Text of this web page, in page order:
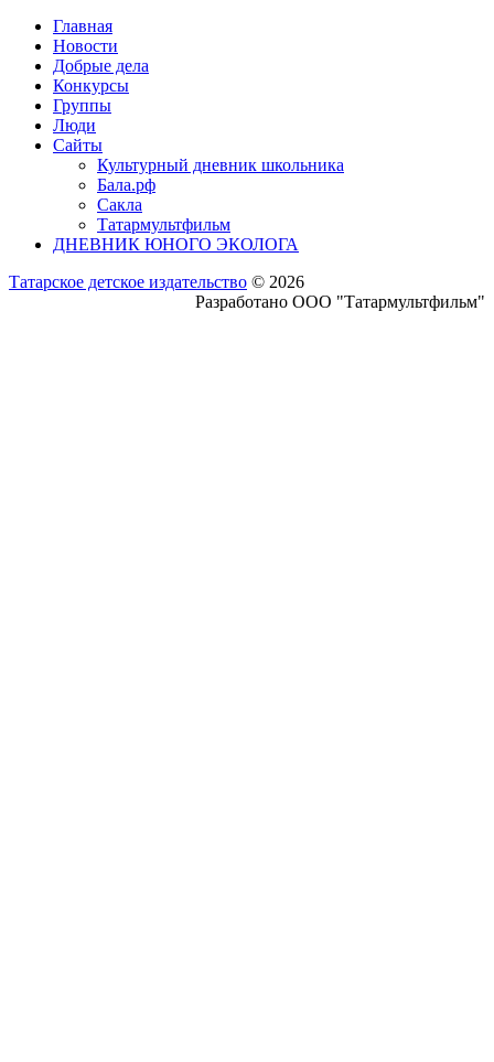
Главная
Новости
Добрые дела
Конкурсы
Группы
Люди
Сайты
Культурный дневник школьника
Бала.рф
Сакла
Татармультфильм
ДНЕВНИК ЮНОГО ЭКОЛОГА
Татарское детское издательство © 2026
Разработано ООО "Татармультфильм"